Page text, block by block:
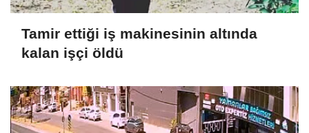
Tamir ettiği iş makinesinin altında
kalan işçi öldü